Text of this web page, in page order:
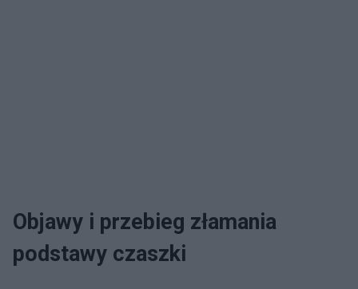
Objawy i przebieg złamania
podstawy czaszki